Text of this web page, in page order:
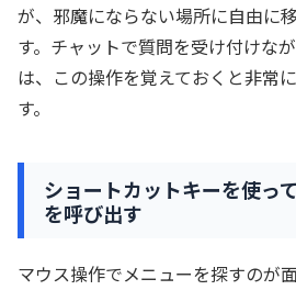
が、邪魔にならない場所に自由に
す。チャットで質問を受け付けな
は、この操作を覚えておくと非常
す。
ショートカットキーを使っ
を呼び出す
マウス操作でメニューを探すのが